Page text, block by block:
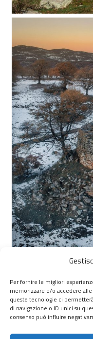
Per fornire le migliori
memorizzare e/o accedere
queste tecnologie ci
di navigazione o ID unici su
consenso può influire
© 2020 – 2026 Nurnet
antoniopalumbo.it
Home